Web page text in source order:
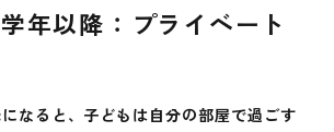
年以降：プライベート
なると、子どもは自分の部屋で過ごす